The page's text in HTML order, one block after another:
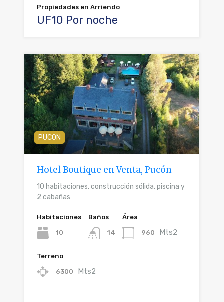
Propiedades en Arriendo
UF10 Por noche
PUCON
Hotel Boutique en Venta, Pucón
10 habitaciones, construcción sólida, piscina y
2 cabañas
Habitaciones
10
Baños
14
Área
960 Mts2
Terreno
6300 Mts2